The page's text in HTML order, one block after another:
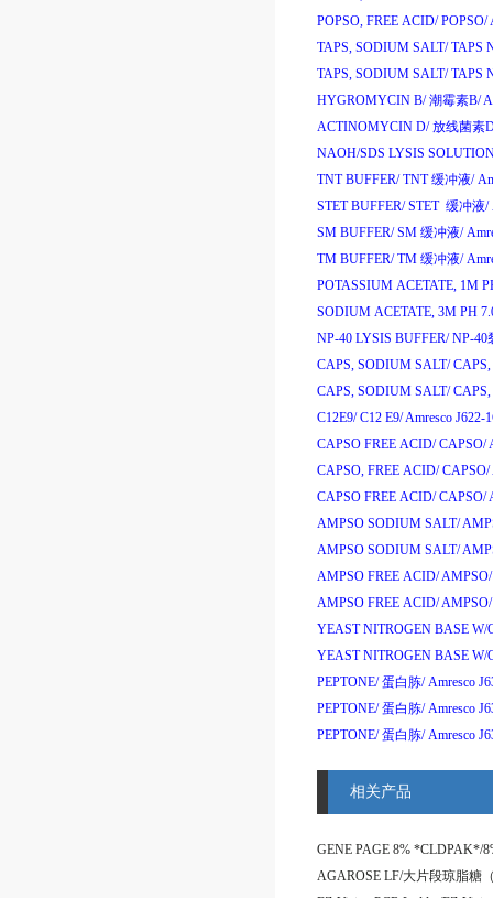
POPSO, FREE ACID/ POPSO/
TAPS, SODIUM SALT/ TAPS
TAPS, SODIUM SALT/ TAPS
HYGROMYCIN B/ 潮霉素B/
ACTINOMYCIN D/ 放线菌素
NAOH/SDS LYSIS
TNT BUFFER/ TNT缓冲液/
STET BUFFER/ STET 缓冲液/
SM BUFFER/ SM 缓冲液/
TM BUFFER/ TM 缓冲液/
POTASSIUM ACETATE, 1M
SODIUM ACETATE, 3M PH
NP-40 LYSIS BUFFER/ NP-40
CAPS, SODIUM SALT/ CAPS,
CAPS, SODIUM SALT/ CAPS,
C12E9/ C12 E9/Amresco J622-
CAPSO FREE ACID/ CAPSO/
CAPSO, FREE ACID/ CAPSO/
CAPSO FREE ACID/ CAPSO/
AMPSO SODIUM SALT/
AMPSO SODIUM SALT/
AMPSO FREE ACID/AMPSO/
AMPSO FREE ACID/AMPSO/
YEAST NITROGEN BASE
YEAST NITROGEN BASE
PEPTONE/ 蛋白胨/ Amresco
PEPTONE/ 蛋白胨/ Amresco
PEPTONE/ 蛋白胨/ Amresco
相关产品